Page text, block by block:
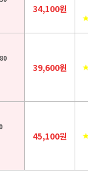
34,100원
39,600원
45,100원